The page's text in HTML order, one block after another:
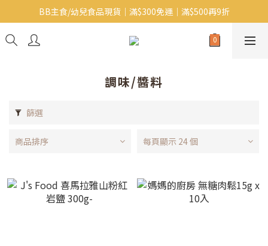
Baby J 有機蝴蝶麵番貨啦~!
BB主食/幼兒食品現貨｜滿$300免運｜滿$500再9折
大人氣!RICO濕紙巾補貨啦~
調味/醬料
篩選
商品排序 每頁顯示 24 個